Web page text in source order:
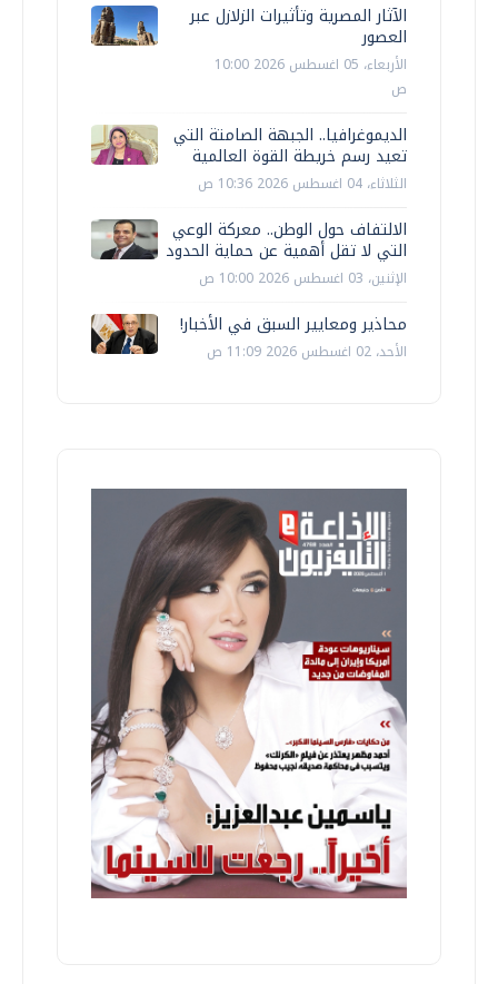
الآثار المصرية وتأثيرات الزلازل عبر
العصور
الأربعاء، 05 اغسطس 2026 10:00
ص
الديموغرافيا.. الجبهة الصامتة التي
تعيد رسم خريطة القوة العالمية
الثلاثاء، 04 اغسطس 2026 10:36 ص
الالتفاف حول الوطن.. معركة الوعي
التي لا تقل أهمية عن حماية الحدود
الإثنين، 03 اغسطس 2026 10:00 ص
محاذير ومعايير السبق في الأخبار!
الأحد، 02 اغسطس 2026 11:09 ص